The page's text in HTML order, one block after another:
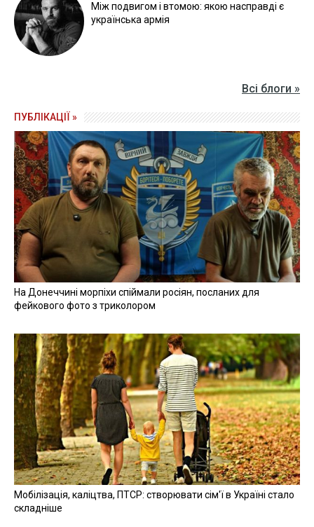
Між подвигом і втомою: якою насправді є
українська армія
Всі блоги »
ПУБЛІКАЦІЇ »
На Донеччині морпіхи спіймали росіян, посланих для
фейкового фото з триколором
Мобілізація, каліцтва, ПТСР: створювати сім'ї в Україні стало
складніше